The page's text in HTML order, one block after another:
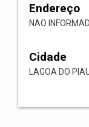
Endereço
NAO
Cidade
LAGOA DO